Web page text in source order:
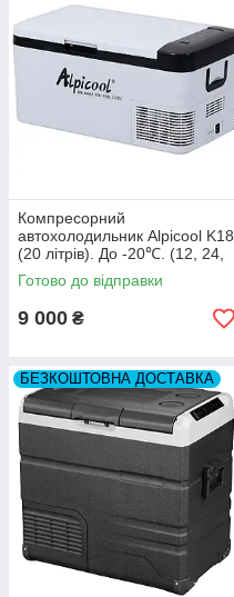
Компресорний
автохолодильник Alpicool K18
(20 літрів). До -20℃. (12, 24,
220 вольт)
Готово до відправки
9 000 ₴
БЕЗКОШТОВНА ДОСТАВКА